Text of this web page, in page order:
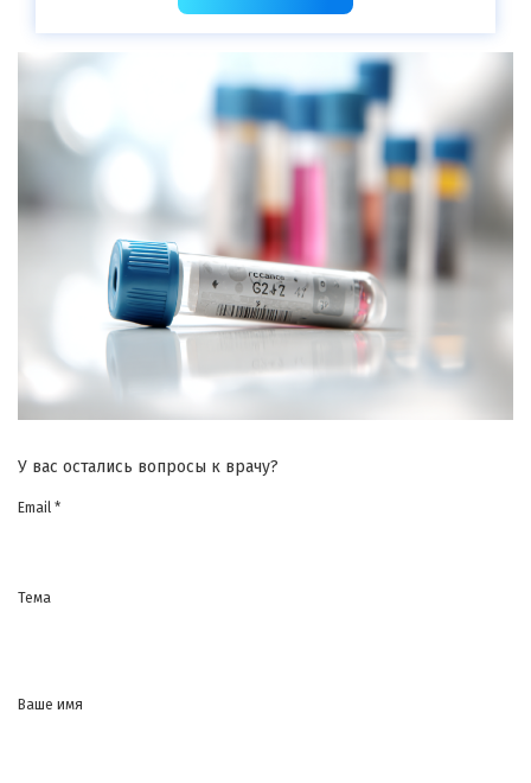
У вас остались вопросы к врачу?
Email *
Тема
Ваше имя